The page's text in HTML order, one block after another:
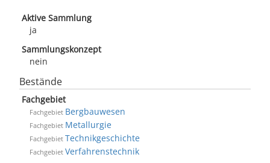
Aktive Sammlung
ja
Sammlungskonzept
nein
Bestände
Fachgebiet
Fachgebiet Bergbauwesen
Fachgebiet Metallurgie
Fachgebiet Technikgeschichte
Fachgebiet Verfahrenstechnik